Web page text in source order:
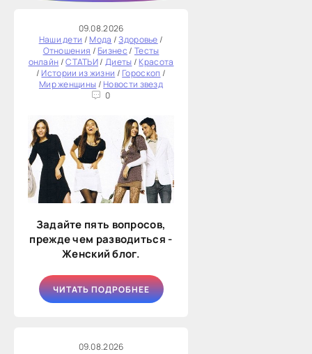
09.08.2026
Наши дети /Мода /Здоровье/
Отношения /Бизнес/ Тесты
онлайн/СТАТЬИ/ Диеты/Красота
/ Истории из жизни /Гороскоп /
Мир женщины/Новости звезд
0
Задайте пять вопросов,
прежде чем разводиться -
Женский блог.
ЧИТАТЬ ПОДРОБНЕЕ
09.08.2026